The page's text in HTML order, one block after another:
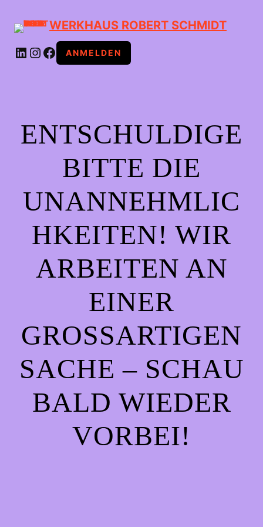
WERKHAUS ROBERT SCHMIDT
LINKEDIN INSTAGRAMFACEBOOK ANMELDEN
ENTSCHULDIGE
BITTE DIE
UNANNEHMLIC
HKEITEN! WIR
ARBEITEN AN
EINER
GROSSARTIGEN S
ACHE – SCHAU B
ALD WIEDER V
ORBEI!